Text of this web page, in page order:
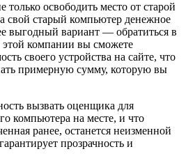
только освободить место от старой
свой старый компьютер денежное
выгодный вариант — обратиться в
компании вы сможете
своего устройства на сайте, что
примерную сумму, которую вы
вызвать оценщика для
компьютера на месте, и что
ранее, останется неизменной
прозрачность и